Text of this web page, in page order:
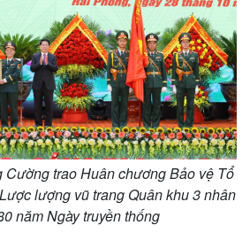
Quân sự - Quốc phòng
Vũ khí
Việt Nam
Phân tích
trao Huân chương Bảo vệ Tổ
lượng vũ trang Quân khu 3 nhân
năm Ngày truyền thống